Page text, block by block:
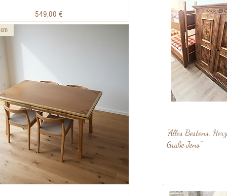
Schnellansicht
Preis
549,00 €
"Alles Bestens.
Grüße Jens"